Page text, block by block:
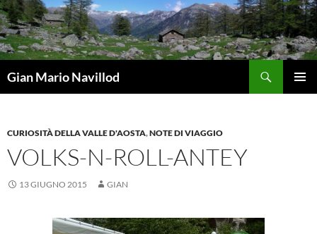
Vai
al
contenuto
Gian Mario Navillod
CURIOSITÀ DELLA VALLE D'AOSTA,NOTE DI VIAGGIO
VOLKS-N-ROLL-ANTEY
13 GIUGNO 2015 GIAN